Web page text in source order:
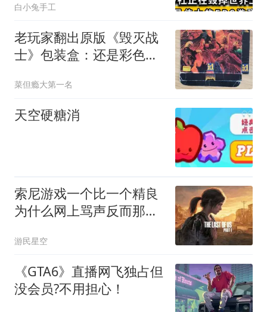
白小兔手工
老玩家翻出原版《毁灭战
士》包装盒：还是彩色
菜但瘾大第一名
天空硬糖消
索尼游戏一个比一个精良
为什么网上骂声反而那么
游民星空
《GTA6》直播网飞独占但
没会员?不用担心！